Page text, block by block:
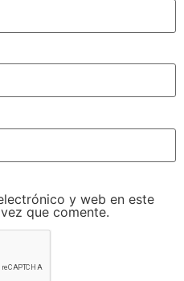
y web en este
que comente.